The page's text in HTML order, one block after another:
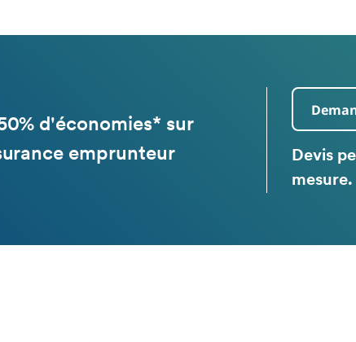
d'économies* sur
emprunteur
Devis